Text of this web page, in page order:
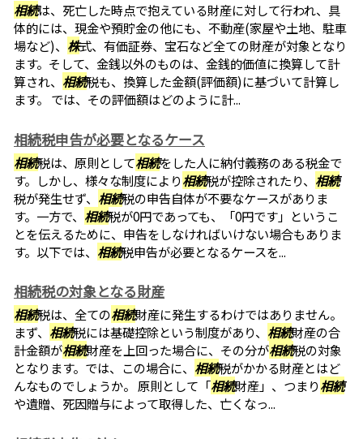
相続は、死亡した時点で抱えている財産に対して行われ、具
体的には、現金や預貯金の他にも、不動産(家屋や土地、駐車
場など)、 株式、有価証券、宝石など全ての財産が対象となり
ます。そして、金銭以外のものは、金銭的価値に換算して計
算され、 相続税も、換算した金額(評価額)に基づいて計算し
ます。 では、その評価額はどのように計...
相続税申告が必要となるケース
相続税は、原則として相続をした人に納付義務のある税金で
す。しかし、様々な制度により相続税が控除されたり、 相続
税が発生せず、 相続税の申告自体が不要なケースがありま
す。一方で、 相続税が0円であっても、「0円です」というこ
とを伝えるために、申告をしなければいけない場合もありま
す。以下では、 相続税申告が必要となるケースを...
相続税の対象となる財産
相続税は、全ての相続財産に発生するわけではありません。
まず、 相続税には基礎控除という制度があり、 相続財産の合
計金額が相続財産を上回った場合に、その分が相続税の対象
となります。では、この場合に、 相続税がかかる財産とはど
んなものでしょうか。 原則として「相続財産」、つまり相続
や遺贈、死因贈与によって取得した、亡くなっ...